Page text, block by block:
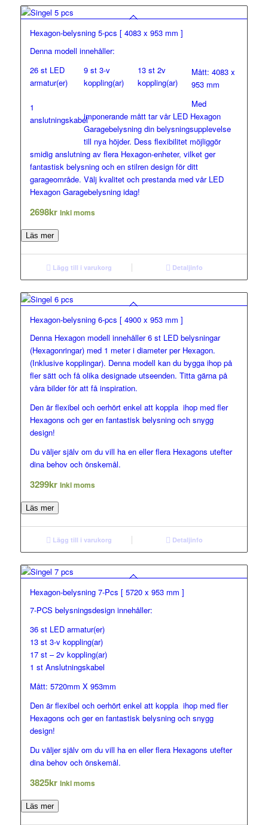
Hexagon-belysning 5-pcs [ 4083 x 953 mm ]
Denna modell innehåller:
26 st LED
armatur(er)
9 st 3-v
koppling(ar)
13 st 2v
koppling(ar)
1
anslutningskabel
Mått: 4083 x
953 mm
Med
imponerande mått tar vår LED Hexagon
Garagebelysning din belysningsupplevelse
till nya höjder. Dess flexibilitet möjliggör
smidig anslutning av flera Hexagon-enheter, vilket ger
fantastisk belysning och en stilren design för ditt
garageområde. Välj kvalitet och prestanda med vår LED
Hexagon Garagebelysning idag!
2698kr Inkl moms
Läs mer
Lägg till i varukorg Detaljinfo
Hexagon-belysning 6-pcs [ 4900 x 953 mm ]
Denna Hexagon modell innehåller 6 st LED belysningar
(Hexagonringar) med 1 meter i diameter per Hexagon.
(Inklusive kopplingar). Denna modell kan du bygga ihop på
fler sätt och få olika designade utseenden. Titta gärna på
våra bilder för att få inspiration.
Den är flexibel och oerhört enkel att koppla ihop med fler
Hexagons och ger en fantastisk belysning och snygg
design!
Du väljer själv om du vill ha en eller flera Hexagons utefter
dina behov och önskemål.
3299kr Inkl moms
Läs mer
Lägg till i varukorg Detaljinfo
Hexagon-belysning 7-Pcs [ 5720 x 953 mm ]
7-PCS belysningsdesign innehåller:
36 st LED armatur(er)
13 st 3-v koppling(ar)
17 st – 2v koppling(ar)
1 st Anslutningskabel
Mått: 5720mm X 953mm
Den är flexibel och oerhört enkel att koppla ihop med fler
Hexagons och ger en fantastisk belysning och snygg
design!
Du väljer själv om du vill ha en eller flera Hexagons utefter
dina behov och önskemål.
3825kr Inkl moms
Läs mer